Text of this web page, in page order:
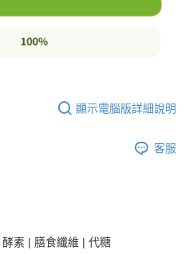
顯示電腦版詳細說明
客服
酵素 | 膳食纖維 | 代糖